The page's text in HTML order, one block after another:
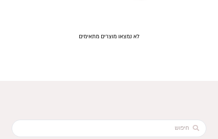
לא נמצאו מוצרים מתאימים
Search